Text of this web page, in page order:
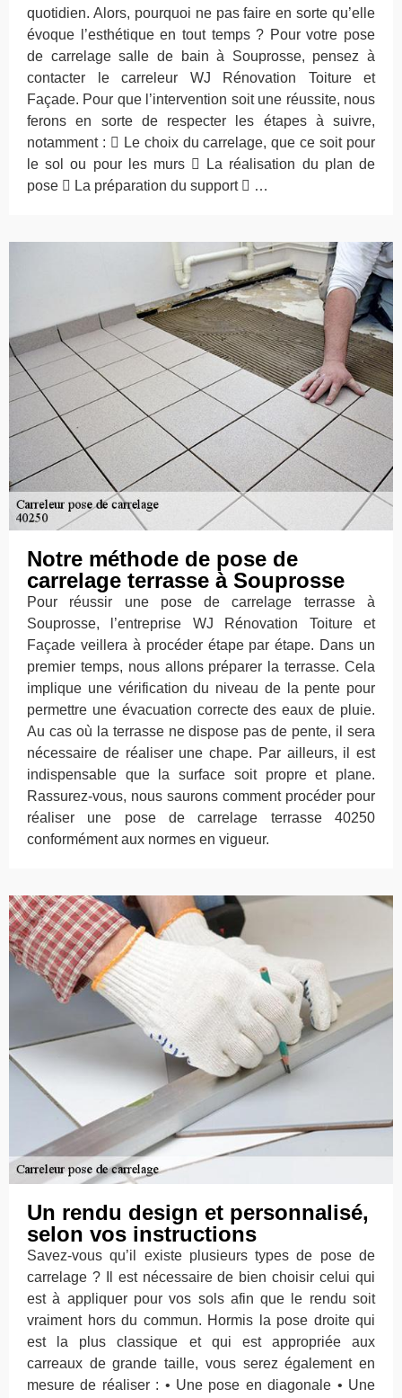
quotidien. Alors, pourquoi ne pas faire en sorte qu’elle
évoque l’esthétique en tout temps ? Pour votre pose
de carrelage salle de bain à Souprosse, pensez à
contacter le carreleur WJ Rénovation Toiture et
Façade. Pour que l’intervention soit une réussite, nous
ferons en sorte de respecter les étapes à suivre,
notamment :  Le choix du carrelage, que ce soit pour
le sol ou pour les murs  La réalisation du plan de
pose  La préparation du support  …
Notre méthode de pose de
carrelage terrasse à Souprosse
Pour réussir une pose de carrelage terrasse à
Souprosse, l’entreprise WJ Rénovation Toiture et
Façade veillera à procéder étape par étape. Dans un
premier temps, nous allons préparer la terrasse. Cela
implique une vérification du niveau de la pente pour
permettre une évacuation correcte des eaux de pluie.
Au cas où la terrasse ne dispose pas de pente, il sera
nécessaire de réaliser une chape. Par ailleurs, il est
indispensable que la surface soit propre et plane.
Rassurez-vous, nous saurons comment procéder pour
réaliser une pose de carrelage terrasse 40250
conformément aux normes en vigueur.
Un rendu design et personnalisé,
selon vos instructions
Savez-vous qu’il existe plusieurs types de pose de
carrelage ? Il est nécessaire de bien choisir celui qui
est à appliquer pour vos sols afin que le rendu soit
vraiment hors du commun. Hormis la pose droite qui
est la plus classique et qui est appropriée aux
carreaux de grande taille, vous serez également en
mesure de réaliser : • Une pose en diagonale • Une